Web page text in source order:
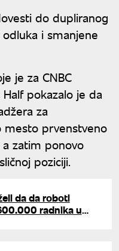
do dupliranog
i smanjene
je za CNBC
pokazalo je da
za
mesto prvenstveno
zatim ponovo
poziciji.
da da roboti
radnika u